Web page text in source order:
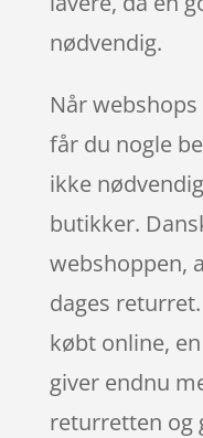
nødvendig.
Når
får du nogle
ikke
butikker.
webshoppen,
dages
købt online,
giver endnu
returretten og